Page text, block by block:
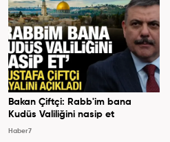
Bakan Çiftçi: Rabb'im bana
Kudüs Valiliğini nasip et
Haber7